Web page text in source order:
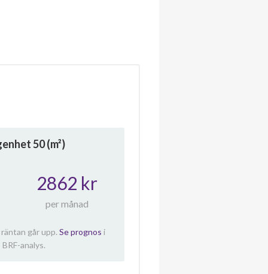
50(m²)
2862 kr
per månad
går upp. Se prognos i
analys.